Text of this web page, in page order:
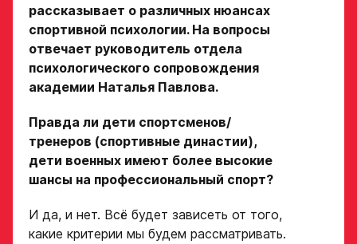
рассказывает о различных нюансах
спортивной психологии. На вопросы
отвечает руководитель отдела
психологического сопровождения
академии Наталья Павлова.
Правда ли дети спортсменов/
тренеров (спортивные династии),
дети военных имеют более высокие
шансы на профессиональный спорт?
И да, и нет. Всё будет зависеть от того,
какие критерии мы будем рассматривать.